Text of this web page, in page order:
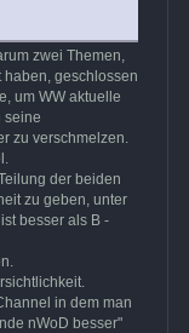
zwei Themen,
geschlossen
um WW aktuelle
seine
zu verschmelzen.
der beiden
zu geben, unter
besser als B -
in dem man
nWoD besser"